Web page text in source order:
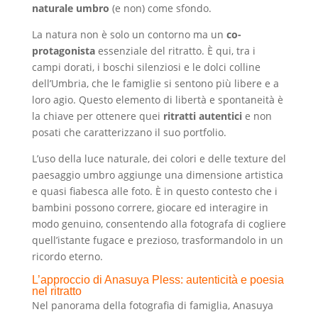
naturale umbro (e non) come sfondo.
La natura non è solo un contorno ma un co-
protagonistaessenziale del ritratto. È qui, tra i
campi dorati, i boschi silenziosi e le dolci colline
dell’Umbria, che le famiglie si sentono più libere e a
loro agio. Questo elemento di libertà e spontaneità è
la chiave per ottenere quei ritratti autenticie non
posati che caratterizzano il suo portfolio.
L’uso della luce naturale, dei colori e delle texture del
paesaggio umbro aggiunge una dimensione artistica
e quasi fiabesca alle foto. È in questo contesto che i
bambini possono correre, giocare ed interagire in
modo genuino, consentendo alla fotografa di cogliere
quell’istante fugace e prezioso, trasformandolo in un
ricordo eterno.
L’approccio di Anasuya Pless: autenticità e poesia
nel ritratto
Nel panorama della fotografia di famiglia, Anasuya